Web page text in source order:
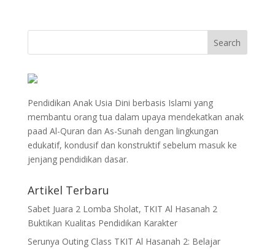
Pendidikan Anak Usia Dini berbasis Islami yang
membantu orang tua dalam upaya mendekatkan anak
paad Al-Quran dan As-Sunah dengan lingkungan
edukatif, kondusif dan konstruktif sebelum masuk ke
jenjang pendidikan dasar.
Artikel Terbaru
Sabet Juara 2 Lomba Sholat, TKIT Al Hasanah 2
Buktikan Kualitas Pendidikan Karakter
Serunya Outing Class TKIT Al Hasanah 2: Belajar